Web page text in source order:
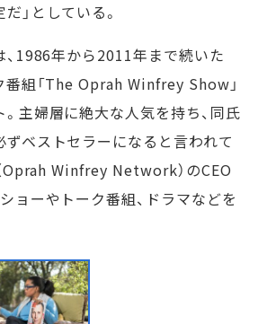
」としている。
1986年から2011年まで続いた
組「The Oprah Winfrey Show」
主婦層に絶大な人気を持ち、同氏
ベストセラーになると言われて
Oprah Winfrey Network）のCEO
ョーやトーク番組、ドラマなどを